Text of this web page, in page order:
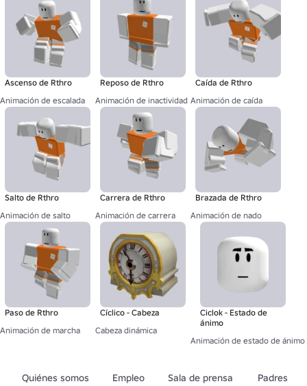
Ascenso de Rthro
Animación de escalada
Reposo de Rthro
Animación de inactividad
Caída de Rthro
Animación de caída
Salto de Rthro
Animación de salto
Carrera de Rthro
Animación de carrera
Brazada de Rthro
Animación de nado
Paso de Rthro
Animación de marcha
Cíclico - Cabeza
Cabeza dinámica
Ciclok - Estado de
ánimo
Animación de estado de ánimo
Quiénes somos Empleo Sala de prensa Padres